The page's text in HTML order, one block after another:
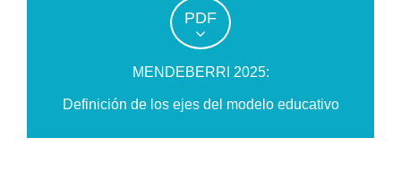
PDF
MENDEBERRI 2025:
Definición de los ejes del modelo educativo